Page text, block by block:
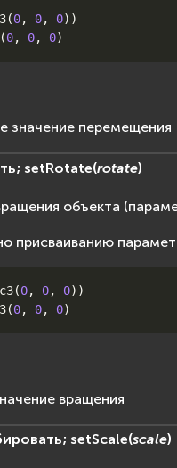
(0, 0, 0))
(0, 0, 0)
значение перемещения
setRotate(rotate)
объекта
присваиванию
(0, 0, 0))
(0, 0, 0)
вращения
setScale(scale)